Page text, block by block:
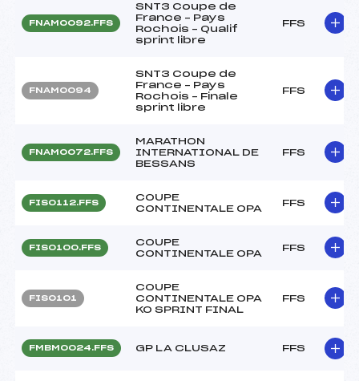
FNAM0092.FFS
SNT3 Coupe de
France – Pays
Rochois – Qualif
sprint libre
FFS
FNAM0094
SNT3 Coupe de
France – Pays
Rochois – Finale
sprint libre
FFS
FNAM0072.FFS
MARATHON
INTERNATIONAL DE
BESSANS
FFS
FIS0112.FFS
COUPE
CONTINENTALE OPA
FFS
FIS0100.FFS
COUPE
CONTINENTALE OPA
FFS
FIS0101
COUPE
CONTINENTALE OPA
KO SPRINT FINAL
FFS
FMBM0024.FFS GP LA CLUSAZ FFS